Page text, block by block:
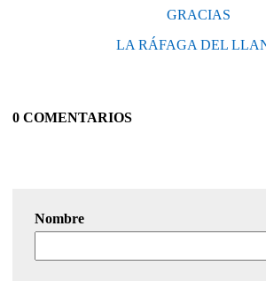
GRACIAS
LA RÁFAGA DEL
0 COMENTARIOS
Nombre